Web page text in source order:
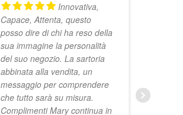
Innovativa,
Capace, Attenta, questo
posso dire di chi ha reso della
sua immagine la personalità
del suo negozio. La sartoria
abbinata alla vendita, un
messaggio per comprendere
che tutto sarà su misura.
Complimenti Mary continua in